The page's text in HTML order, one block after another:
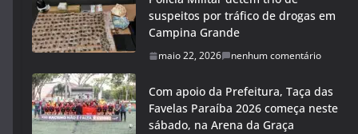
suspeitos por tráfico de drogas em
Campina Grande
maio 22, 2026 nenhum comentário
Com apoio da Prefeitura, Taça das
Favelas Paraíba 2026 começa neste
sábado, na Arena da Graça